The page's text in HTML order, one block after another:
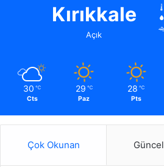
Kırıkkale
Açık
30 ℃
Cts
29 ℃
Paz
28 ℃
Pts
Çok Okunan Güncel